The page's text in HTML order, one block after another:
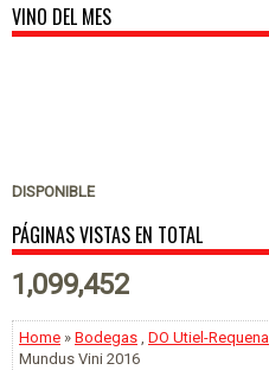
VINO DEL MES
DISPONIBLE
PÁGINAS VISTAS EN TOTAL
1,099,452
Home » Bodegas DO Utiel-Requena
Mundus Vini 2016